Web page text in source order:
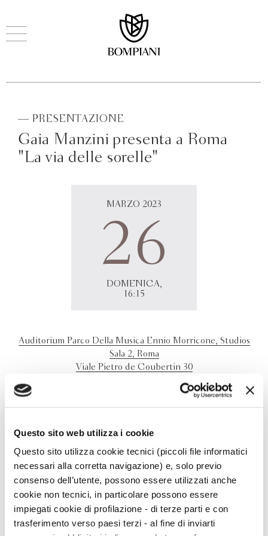
Questo sito web utilizza i cookie
Questo sito utilizza cookie tecnici (piccoli file informatici
necessari alla corretta navigazione) e, solo previo
consenso dell’utente, possono essere utilizzati anche
cookie non tecnici, in particolare possono essere
impiegati cookie di profilazione - di terze parti e con
trasferimento verso paesi terzi - al fine di inviarti
— PRESENTAZIONE
Gaia Manzini presenta a Roma
"La via delle sorelle"
MARZO 2023
26
DOMENICA,
16:15
Auditorium Parco Della Musica Ennio Morricone, Studios
Sala 2, Roma
Viale Pietro de Coubertin 30